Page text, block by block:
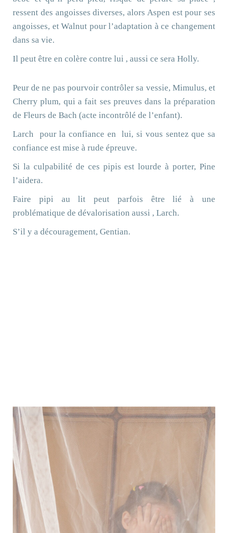
ressent des angoisses diverses, alors Aspen est pour ses
angoisses, et Walnut pour l’adaptation à ce changement
dans sa vie.
Il peut être en colère contre lui , aussi ce sera Holly.
Peur de ne pas pourvoir contrôler sa vessie, Mimulus, et
Cherry plum, qui a fait ses preuves dans la préparation
de Fleurs de Bach (acte incontrôlé de l’enfant).
Larch
pour la confiance en
lui, si vous sentez que sa
confiance est mise à rude épreuve.
Si la culpabilité de ces pipis est lourde à porter, Pine
l’aidera.
Faire pipi au lit peut parfois être lié à une
problématique de dévalorisation aussi , Larch.
S’il y a découragement, Gentian.